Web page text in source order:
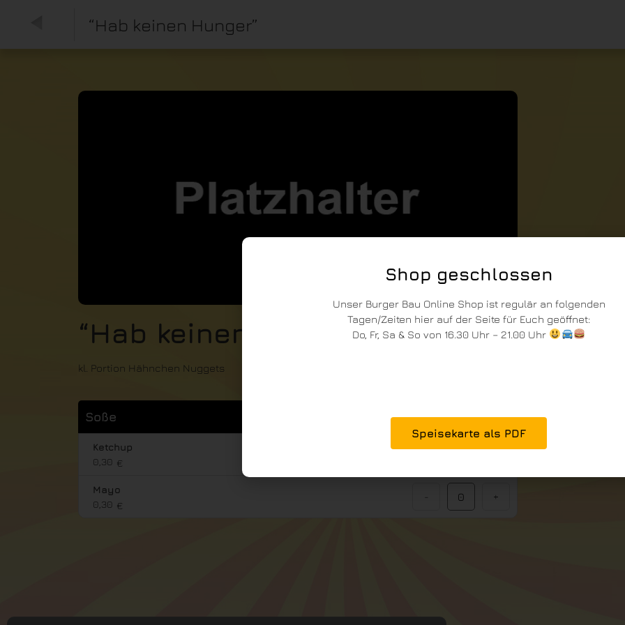
“Hab keinen Hunger”
“Hab keinen Hunger”
kl. Portion Hähnchen Nuggets
Soße
Ketchup
0,30 €
Mayo
0,30 €
+
Shop geschlossen
Unser Burger Bau Online Shop ist regulär an folgenden
Tagen/Zeiten hier auf der Seite für Euch geöffnet:
Do, Fr, Sa & So von 16.30 Uhr – 21.00 Uhr
Speisekarte als PDF